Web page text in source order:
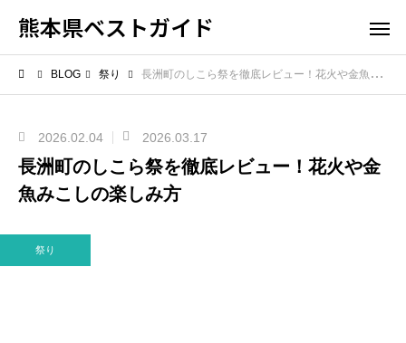
熊本県ベストガイド
BLOG 祭り 長洲町のしこら祭を徹底レビュー！花火や金魚みこしの楽しみ方
2026.02.04 2026.03.17
長洲町のしこら祭を徹底レビュー！花火や金
魚みこしの楽しみ方
祭り